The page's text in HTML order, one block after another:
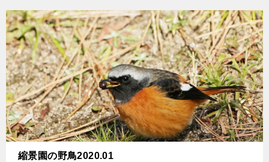
縮景園の野鳥2020.01